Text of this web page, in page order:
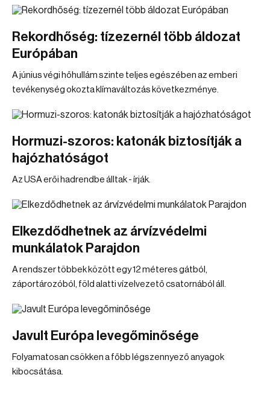
Rekordhőség: tízezernél több áldozat
Európában
A június végi hőhullám szinte teljes egészében az emberi
tevékenység okozta klímaváltozás következménye.
Hormuzi-szoros: katonák biztosítják a
hajózhatóságot
Az USA erői hadrendbe álltak - írják.
Elkezdődhetnek az árvízvédelmi
munkálatok Parajdon
A rendszer többek között egy 12 méteres gátból,
záportározóból, föld alatti vízelvezető csatornából áll.
Javult Európa levegőminősége
Folyamatosan csökken a főbb légszennyező anyagok
kibocsátása.